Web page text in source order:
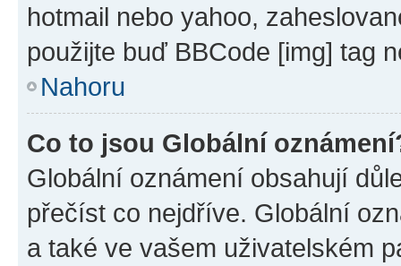
hotmail nebo yahoo,
použijte buď BBCode [img] tag
Nahoru
Co to jsou Globální
Globální oznámení obsahují
přečíst co nejdříve. Globální
a také ve vašem uživatelském